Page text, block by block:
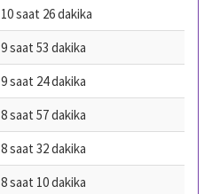
10 saat 26 dakika
9 saat 53 dakika
9 saat 24 dakika
8 saat 57 dakika
8 saat 32 dakika
8 saat 10 dakika